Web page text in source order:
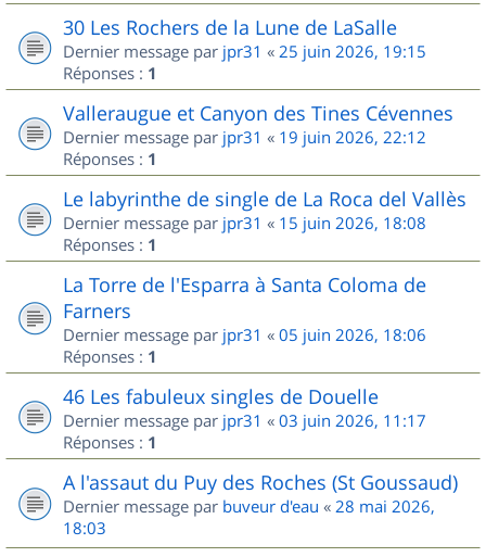
30 Les Rochers de la Lune de LaSalle
Dernier message par jpr31 « 25 juin 2026, 19:15
Réponses : 1
Valleraugue et Canyon des Tines Cévennes
Dernier message par jpr31 « 19 juin 2026, 22:12
Réponses : 1
Le labyrinthe de single de La Roca del Vallès
Dernier message par jpr31 « 15 juin 2026, 18:08
Réponses : 1
La Torre de l'Esparra à Santa Coloma de
Farners
Dernier message par jpr31 « 05 juin 2026, 18:06
Réponses : 1
46 Les fabuleux singles de Douelle
Dernier message par jpr31 « 03 juin 2026, 11:17
Réponses : 1
A l'assaut du Puy des Roches (St Goussaud)
Dernier message par buveur d'eau « 28 mai 2026,
18:03